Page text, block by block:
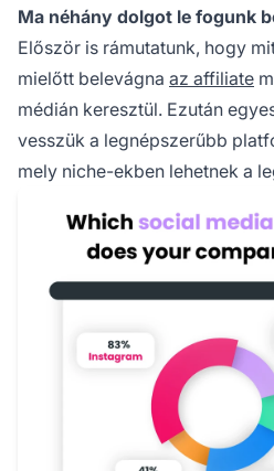
Ma néhány dolgot le fogunk
Először is rámutatunk, hogy
mielőtt belevágna az affiliate
médián keresztül. Ezután
vesszük a legnépszerűbb
mely niche-ekben lehetnek a